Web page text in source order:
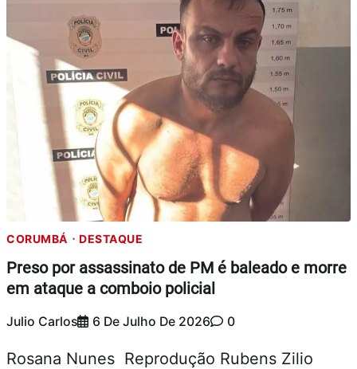
CORUMBÁ DESTAQUE
Preso por assassinato de PM é baleado e morre
em ataque a comboio policial
Julio Carlos 6 De Julho De 2026 0
Rosana Nunes Reprodução Rubens Zilio